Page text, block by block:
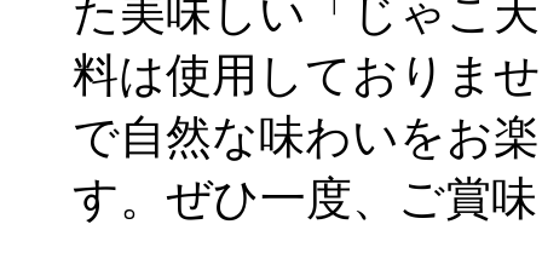
た美味しい「じゃこ
料は使用しておりま
で自然な味わいをお
す。ぜひ一度、ご賞